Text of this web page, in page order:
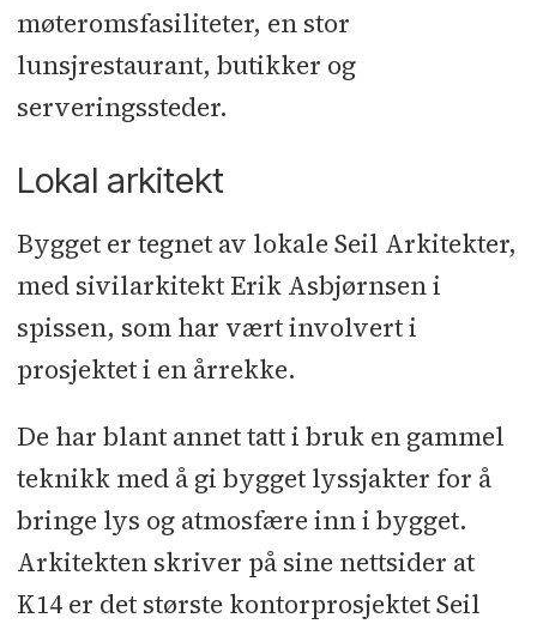
møteromsfasiliteter, en stor
lunsjrestaurant, butikker og
serveringssteder.
Lokal arkitekt
Bygget er tegnet av lokale Seil Arkitekter,
med sivilarkitekt Erik Asbjørnsen i
spissen, som har vært involvert i
prosjektet i en årrekke.
De har blant annet tatt i bruk en gammel
teknikk med å gi bygget lyssjakter for å
bringe lys og atmosfære inn i bygget.
Arkitekten skriver på sine nettsider at
K14 er det største kontorprosjektet Seil